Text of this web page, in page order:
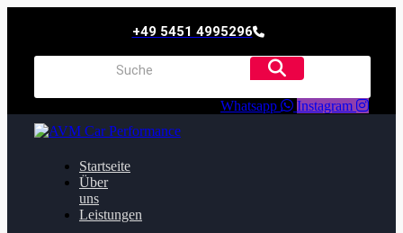
+49 5451 4995296
Whatsapp Instagram
Startseite
Über
uns
Leistungen